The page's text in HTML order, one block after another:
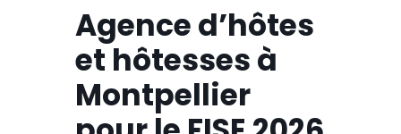
Agence d’hôtes
et hôtessesà
Montpellier